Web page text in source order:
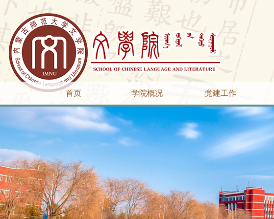
首页 学院概况 党建工作